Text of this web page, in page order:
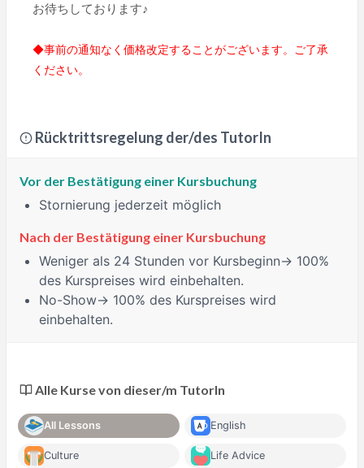
お待ちしております♪
◆事前の通知なく価格改定することがございます。ご了承
ください。
Rücktrittsregelung der/des TutorIn
Vor der Bestätigung einer Kursbuchung
Stornierung jederzeit möglich
Nach der Bestätigung einer Kursbuchung
Weniger als 24 Stunden vor Kursbeginn→ 100%
des Kurspreises wird einbehalten.
No-Show→ 100% des Kurspreises wird
einbehalten.
Alle Kurse von dieser/m TutorIn
All Lessons English
Culture Life Advice